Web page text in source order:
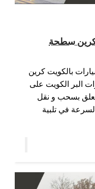
/ ونش كرين سطحة
بالكويت كرين
البر الكويت على
بسحب و نقل
في تلبية